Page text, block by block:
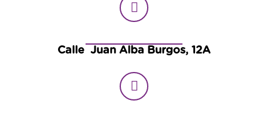
Calle Juan Alba Burgos, 12A